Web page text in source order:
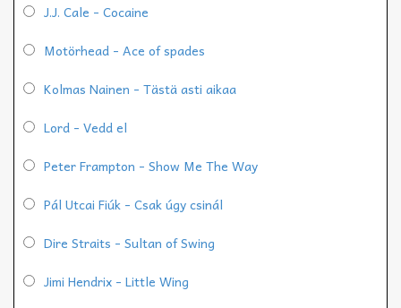
J.J. Cale - Cocaine
Motörhead - Ace of spades
Kolmas Nainen - Tästä asti aikaa
Lord - Vedd el
Peter Frampton - Show Me The Way
Pál Utcai Fiúk - Csak úgy csinál
Dire Straits - Sultan of Swing
Jimi Hendrix - Little Wing